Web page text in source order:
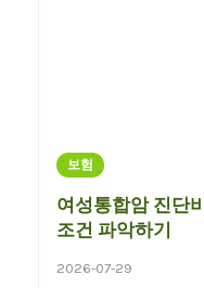
보험
여성통합암 진단
조건 파악하기
2026-07-29